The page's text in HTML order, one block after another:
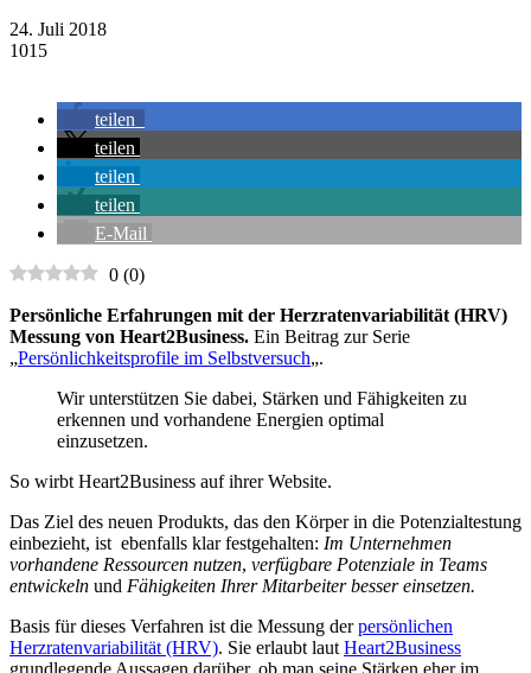
24. Juli 2018
1015
teilen
teilen
teilen
teilen
E-Mail
0 (0)
Persönliche Erfahrungen mit der Herzratenvariabilität (HRV)
Messung von Heart2Business. Ein Beitrag zur Serie
„Persönlichkeitsprofile im Selbstversuch„.
Wir unterstützen Sie dabei, Stärken und Fähigkeiten zu
erkennen und vorhandene Energien optimal
einzusetzen.
So wirbt Heart2Business auf ihrer Website.
Das Ziel des neuen Produkts, das den Körper in die Potenzialtestung
einbezieht, ist ebenfalls klar festgehalten: Im Unternehmen
vorhandene Ressourcen nutzen, verfügbare Potenziale in Teams
entwickeln und Fähigkeiten Ihrer Mitarbeiter besser einsetzen.
Basis für dieses Verfahren ist die Messung derpersönlichen
Herzratenvariabilität (HRV). Sie erlaubt laut Heart2Business
grundlegende Aussagen darüber, ob man seine Stärken eher im